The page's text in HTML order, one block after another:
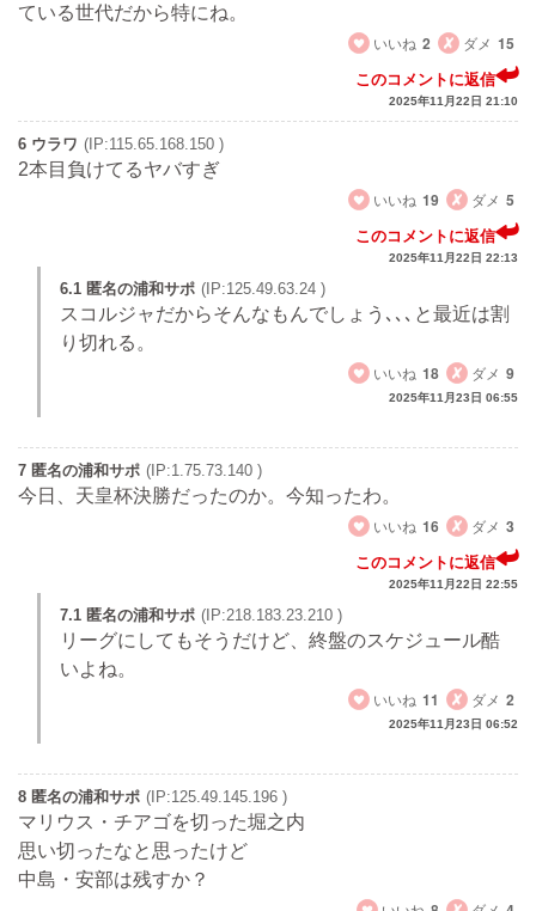
ている世代だから特にね。
いいね 2 ダメ 15
このコメントに返信
2025年11月22日 21:10
6 ウラワ (IP:115.65.168.150 )
2本目負けてるヤバすぎ
いいね 19 ダメ 5
このコメントに返信
2025年11月22日 22:13
6.1 匿名の浦和サポ (IP:125.49.63.24 )
スコルジャだからそんなもんでしょう､､､と最近は割
り切れる。
いいね 18 ダメ 9
2025年11月23日 06:55
7 匿名の浦和サポ (IP:1.75.73.140 )
今日、天皇杯決勝だったのか。今知ったわ。
いいね 16 ダメ 3
このコメントに返信
2025年11月22日 22:55
7.1 匿名の浦和サポ (IP:218.183.23.210 )
リーグにしてもそうだけど、終盤のスケジュール酷
いよね。
いいね 11 ダメ 2
2025年11月23日 06:52
8 匿名の浦和サポ (IP:125.49.145.196 )
マリウス・チアゴを切った堀之内
思い切ったなと思ったけど
中島・安部は残すか？